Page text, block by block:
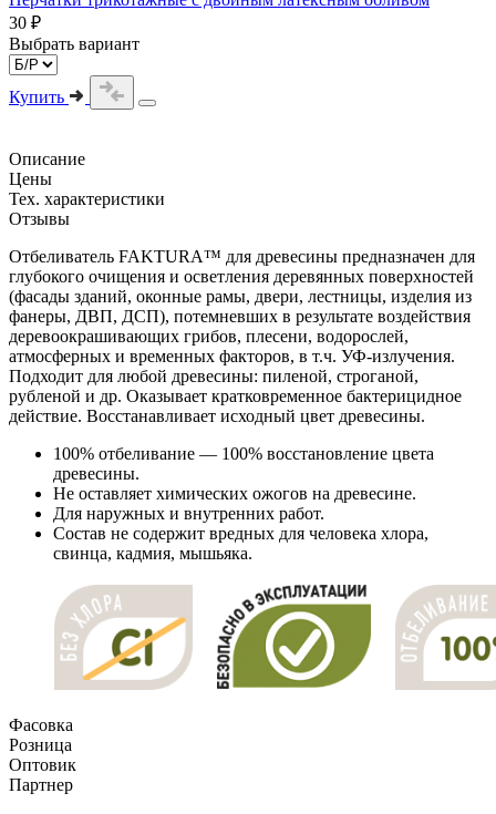
30 ₽
Выбрать вариант
Купить
Описание
Цены
Тех. характеристики
Отзывы
Отбеливатель FAKTURA™ для древесины предназначен для
глубокого очищения и осветления деревянных поверхностей
(фасады зданий, оконные рамы, двери, лестницы, изделия из
фанеры, ДВП, ДСП), потемневших в результате воздействия
деревоокрашивающих грибов, плесени, водорослей,
атмосферных и временных факторов, в т.ч. УФ-излучения.
Подходит для любой древесины: пиленой, строганой,
рубленой и др. Оказывает кратковременное бактерицидное
действие. Восстанавливает исходный цвет древесины.
100% отбеливание — 100% восстановление цвета
древесины.
Не оставляет химических ожогов на древесине.
Для наружных и внутренних работ.
Состав не содержит вредных для человека хлора,
свинца, кадмия, мышьяка.
Фасовка
Розница
Оптовик
Партнер